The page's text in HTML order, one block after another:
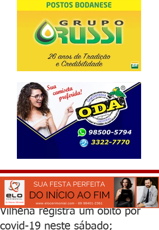
Vilhena registra um óbito por
covid-19 neste sábado;